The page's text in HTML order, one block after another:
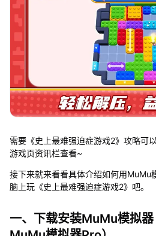
需要《史上最难强迫症游戏2》攻略可
游戏页资讯栏查看~
接下来就来看看具体介绍如何用MuMu
脑上玩《史上最难强迫症游戏2》吧。
一、下载安装MuMu模拟